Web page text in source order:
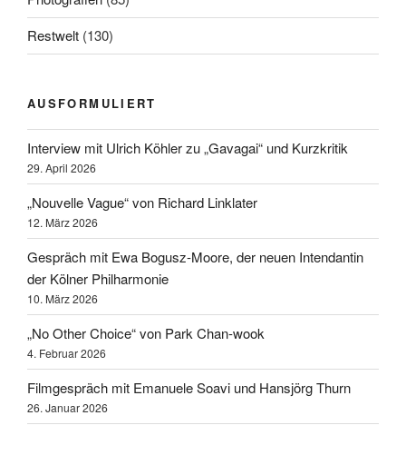
Restwelt (130)
AUSFORMULIERT
Interview mit Ulrich Köhler zu „Gavagai“ und Kurzkritik
29. April 2026
„Nouvelle Vague“ von Richard Linklater
12. März 2026
Gespräch mit Ewa Bogusz-Moore, der neuen Intendantin
der Kölner Philharmonie
10. März 2026
„No Other Choice“ von Park Chan-wook
4. Februar 2026
Filmgespräch mit Emanuele Soavi und Hansjörg Thurn
26. Januar 2026